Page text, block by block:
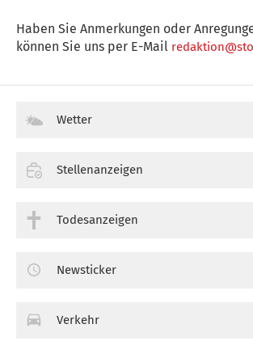
Haben Sie Anmerkungen oder
können Sie uns per E-Mail
Wetter
Stellenanzeigen
Todesanzeigen
Newsticker
Verkehr